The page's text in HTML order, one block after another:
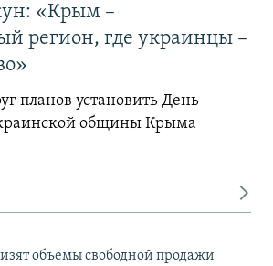
«Крым –
регион, где украинцы –
планов установить День
общины Крыма
объемы свободной продажи